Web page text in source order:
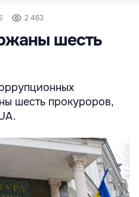
2 463
шесть
шесть прокуроров,